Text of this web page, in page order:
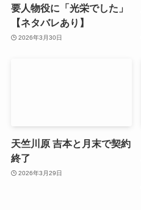
要人物役に「光栄でした」
【ネタバレあり】
2026年3月30日
天竺川原 吉本と月末で契約
終了
2026年3月29日